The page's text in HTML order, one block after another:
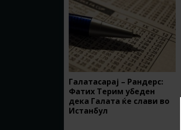
Галатасарај – Рандерс:
Фатих Терим убеден
дека Галата ќе слави во
Истанбул